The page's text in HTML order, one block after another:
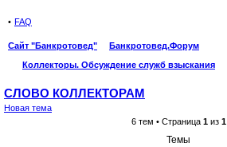
FAQ
Сайт "Банкротовед"
Банкротовед.Форум
Коллекторы. Обсуждение служб взыскания
СЛОВО КОЛЛЕКТОРАМ
Новая тема
6 тем • Страница 1из 1
Темы